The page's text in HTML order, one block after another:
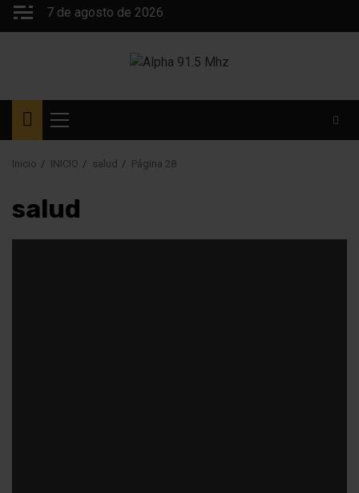
Saltar
7 de agosto de 2026
Menú
principal
Inicio INICIO salud Página 28
salud